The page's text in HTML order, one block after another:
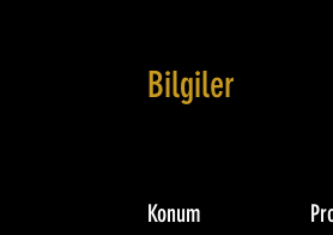
Bilgiler
Konum